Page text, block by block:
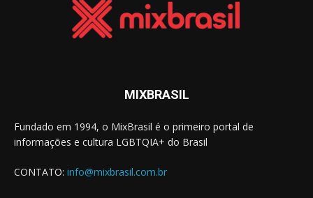
MIXBRASIL
Fundado em 1994, o MixBrasil é o primeiro portal de
informações e cultura LGBTQIA+ do Brasil
CONTATO: info@mixbrasil.com.br